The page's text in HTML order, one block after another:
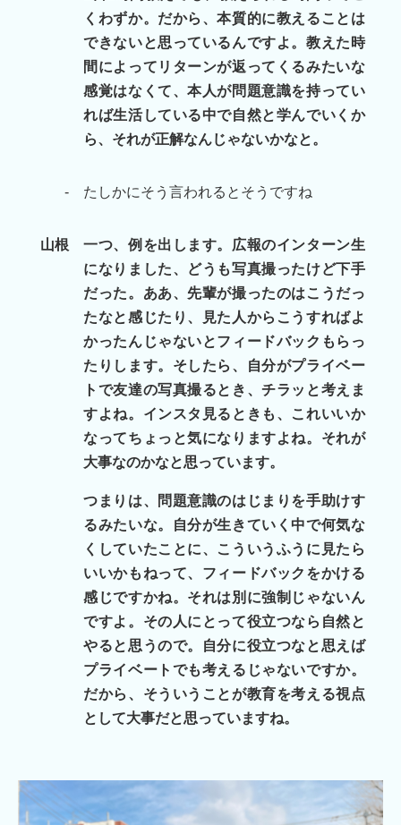
くわずか。だから、本質的に教えることは
できないと思っているんですよ。教えた時
間によってリターンが返ってくるみたいな
感覚はなくて、本人が問題意識を持ってい
れば生活している中で自然と学んでいくか
ら、それが正解なんじゃないかなと。
- たしかにそう言われるとそうですね
山根
一つ、例を出します。広報のインターン生
になりました、どうも写真撮ったけど下手
だった。ああ、先輩が撮ったのはこうだっ
たなと感じたり、見た人からこうすればよ
かったんじゃないとフィードバックもらっ
たりします。そしたら、自分がプライベー
トで友達の写真撮るとき、チラッと考えま
すよね。インスタ見るときも、これいいか
なってちょっと気になりますよね。それが
大事なのかなと思っています。
つまりは、問題意識のはじまりを手助けす
るみたいな。自分が生きていく中で何気な
くしていたことに、こういうふうに見たら
いいかもねって、フィードバックをかける
感じですかね。それは別に強制じゃないん
ですよ。その人にとって役立つなら自然と
やると思うので。自分に役立つなと思えば
プライベートでも考えるじゃないですか。
だから、そういうことが教育を考える視点
として大事だと思っていますね。